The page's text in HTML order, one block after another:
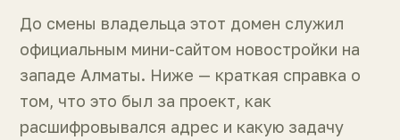
До смены владельца этот домен служил
официальным мини-сайтом новостройки на
западе Алматы. Ниже — краткая справка о
том, что это был за проект, как
расшифровывался адрес и какую задачу